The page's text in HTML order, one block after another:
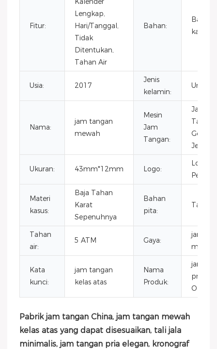
Fitur:
Lengkap,
Hari/Tanggal,
Tidak
Ditentukan,
Tahan Air
Bahan:
Baja
karat
Usia: 2017
Jenis
kelamin:
Unisex
Nama:
jam tangan
mewah
Mesin
Jam
Tangan:
Jam
Tangan
Gerak
Jepang
Ukuran: 43mm*12mm Logo:
Logo
Materi
kasus:
Baja Tahan
Karat
Sepenuhnya
Bahan
pita:
Tali
Tahan
air:
5 ATM Gaya:
jam
mewah
Kata
kunci:
jam tangan
kelas atas
Nama
Produk:
jam
pria
OEM
Pabrik jam tangan China, jam tangan mewah
kelas atas yang dapat disesuaikan, tali jala
minimalis, jam tangan pria elegan, kronograf